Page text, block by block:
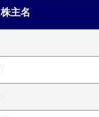
株主名